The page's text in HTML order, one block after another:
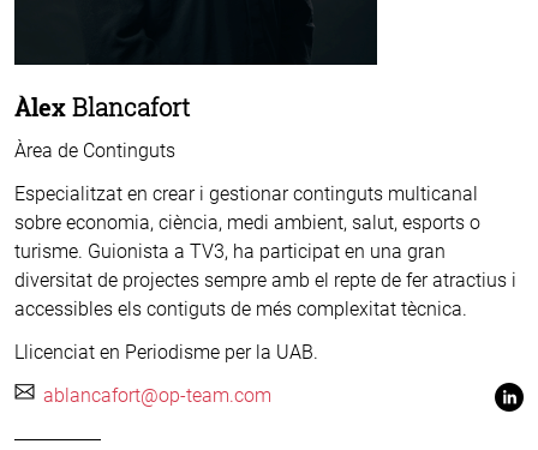
ÀlexBlancafort
Àrea de Continguts
Especialitzat en crear i gestionar continguts multicanal
sobre economia, ciència, medi ambient, salut, esports o
turisme. Guionista a TV3, ha participat en una gran
diversitat de projectes sempre amb el repte de fer atractius i
accessibles els contiguts de més complexitat tècnica.
Llicenciat en Periodisme per la UAB.
ablancafort@op-team.com